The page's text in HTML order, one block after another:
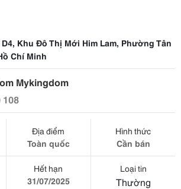
Khu Đô Thị Mới Him Lam, Phường Tân
Chí Minh
Mykingdom
108
Địa điểm
Toàn quốc
Hình thức
Cần bán
Hết hạn
31/07/2025
Loại tin
Thường